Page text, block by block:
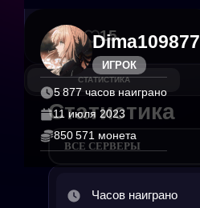
ИГРОК
Dima109877
5 877 часов наиграно
11 июля 2023
850 571 монета
39 15
СТАТИСТИКА
Статистика
ВСЕ СЕРВЕРЫ
Часов наиграно